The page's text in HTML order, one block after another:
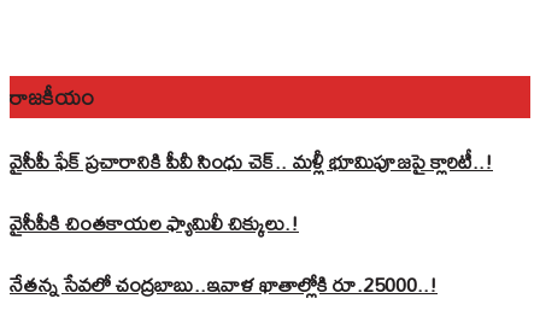
రాజకీయం
వైసీపీ ఫేక్ ప్రచారానికి పీవీ సింధు చెక్.. మళ్లీ భూమిపూజపై క్లారిటీ..!
వైసీపీకి చింతకాయల ఫ్యామిలీ చిక్కులు.!
నేతన్న సేవలో చంద్రబాబు..ఇవాళ ఖాతాల్లోకి రూ.25000..!